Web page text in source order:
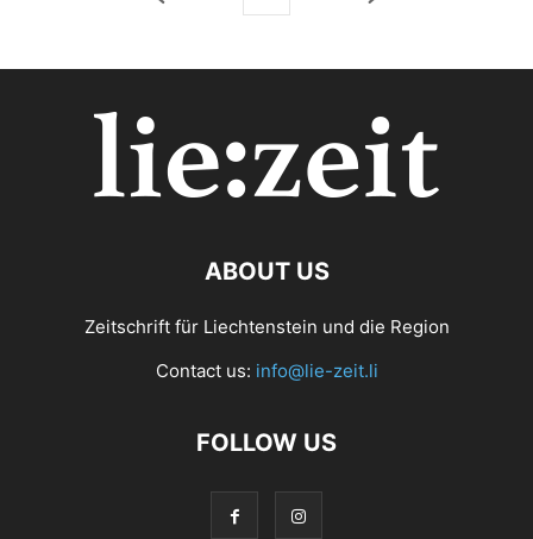
ABOUT US
Zeitschrift für Liechtenstein und die Region
Contact us: info@lie-zeit.li
FOLLOW US